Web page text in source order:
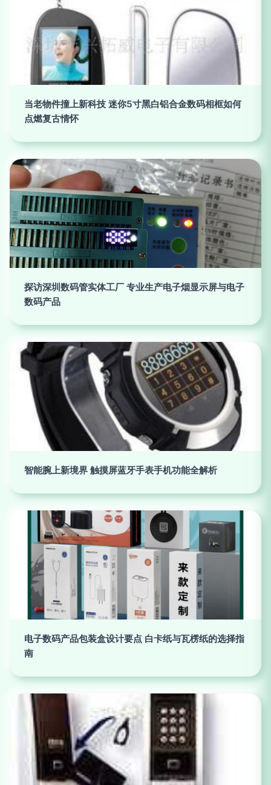
当老物件撞上新科技 迷你5寸黑白铝合金数码相框如何
点燃复古情怀
探访深圳数码管实体工厂 专业生产电子烟显示屏与电子
数码产品
智能腕上新境界 触摸屏蓝牙手表手机功能全解析
电子数码产品包装盒设计要点 白卡纸与瓦楞纸的选择指
南